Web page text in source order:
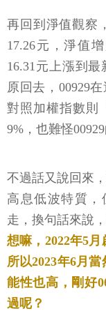
再回到淨值觀察
17.26元，淨值
16.31元上漲到
原回去，00929
對照加權指數則
9%，也難怪
不過話又說回來
高息低波特質，
走，換句話來說
想嘛，2022年5月
所以2023年6月
能性也高，剛好
過呢？